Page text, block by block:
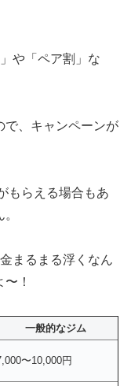
や「ペア割」な
で、キャンペーンが
もらえる場合もあ
まるまる浮くなん
！
一般的なジム
〜10,000円